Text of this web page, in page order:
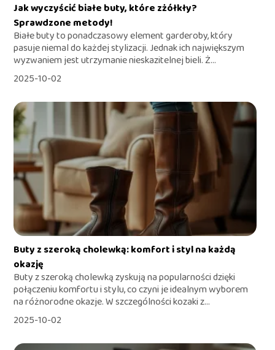
Jak wyczyścić białe buty, które zżółkły?
Sprawdzone metody!
Białe buty to ponadczasowy element garderoby, który
pasuje niemal do każdej stylizacji. Jednak ich największym
wyzwaniem jest utrzymanie nieskazitelnej bieli. Ż...
2025-10-02
Buty z szeroką cholewką: komfort i styl na każdą
okazję
Buty z szeroką cholewką zyskują na popularności dzięki
połączeniu komfortu i stylu, co czyni je idealnym wyborem
na różnorodne okazje. W szczególności kozaki z...
2025-10-02